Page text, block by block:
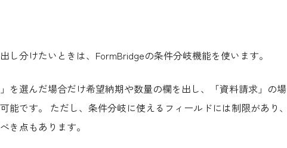
し分けたいときは、FormBridgeの条件分岐機能を使います。
を選んだ場合だけ希望納期や数量の欄を出し、「資料請求」の場
能です。 ただし、条件分岐に使えるフィールドには制限があり、
き点もあります。